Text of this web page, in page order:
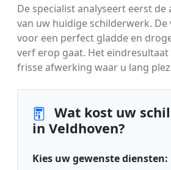
De specialist analyseert eerst
van uw huidige schilderwerk.
voor een perfect gladde en
verf erop gaat. Het eindresultaat
frisse afwerking waar u lang
Wat kost uw
in Veldhoven?
Kies uw gewenste diensten: